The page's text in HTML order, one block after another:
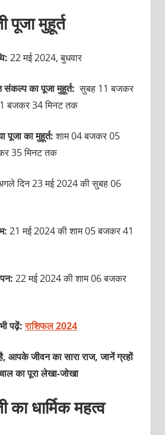
पूजा मुहूर्त
22 मई 2024, बुधवार
का पूजा मुहूर्त: सुबह 11 बजकर
बजकर 34 मिनट तक
पूजा का मुहूर्त:शाम 04 बजकर 05
35 मिनट तक
दिन 23 मई 2024 की सुबह 06
21 मई 2024 की शाम 05 बजकर 41
22 मई 2024 की शाम 06 बजकर
पढ़ें:राशिफल 2024
आपके जीवन का सारा राज, जानें ग्रहों
का पूरा लेखा-जोखा
धार्मिक महत्व